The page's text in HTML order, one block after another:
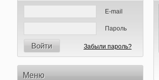
E-mail
Пароль
Войти Забыли пароль?
Меню